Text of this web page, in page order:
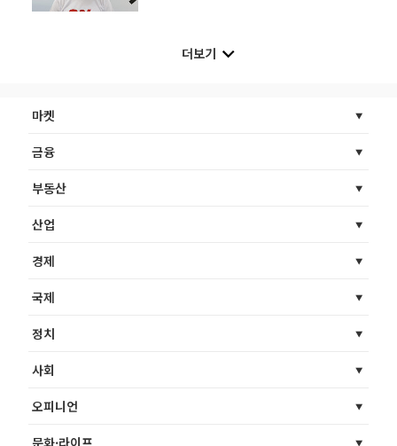
더보기
마켓
금융
부동산
산업
경제
국제
정치
사회
오피니언
문화·라이프